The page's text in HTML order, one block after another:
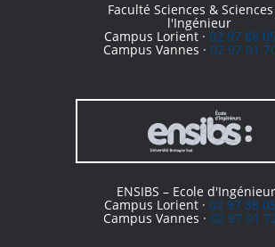
Faculté Sciences &
l'Ingénieur
Campus Lorient · 02 97 88
Campus Vannes · 02 97 01
ENSIBS – Ecole
Campus Lorient · 02 97 88
Campus Vannes · 02 97 01